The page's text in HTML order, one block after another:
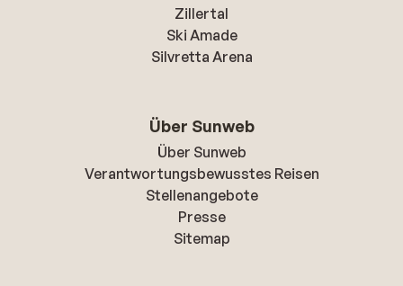
Zillertal
Ski Amade
Silvretta Arena
Über Sunweb
Über Sunweb
Verantwortungsbewusstes Reisen
Stellenangebote
Presse
Sitemap